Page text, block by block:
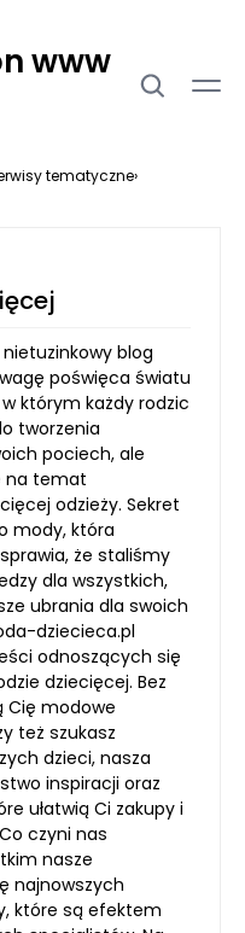
www
tematyczne›
blog
poświęca światu
którym każdy rodzic
tworzenia
pociech, ale
na temat
odzieży. Sekret
mody, która
że staliśmy
dla wszystkich,
ubrania dla swoich
dziecieca.pl
odnoszących się
dziecięcej. Bez
Cię modowe
też szukasz
dzieci, nasza
inspiracji oraz
ułatwią Ci zakupy i
czyni nas
nasze
najnowszych
które są efektem